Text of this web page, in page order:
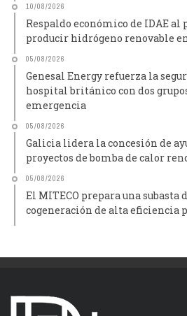
10/08/2026
Respaldo económico de IDAE al
producir hidrógeno renovable
05/08/2026
Genesal Energy refuerza la
hospital británico con dos
emergencia
05/08/2026
Galicia lidera la concesión de
proyectos de bomba de calor
05/08/2026
El MITECO prepara una subasta
cogeneración de alta eficiencia